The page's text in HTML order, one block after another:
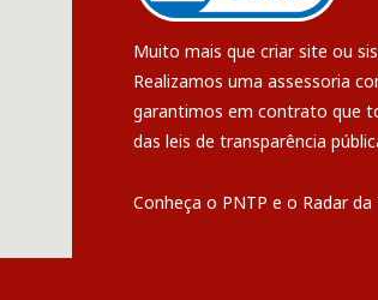
Muito mais que criar site ou
Realizamos uma assessoria
garantimos em contrato que
das leis de transparência
Conheça o PNTP e o Radar da